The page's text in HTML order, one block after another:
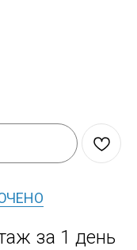
за 1 день